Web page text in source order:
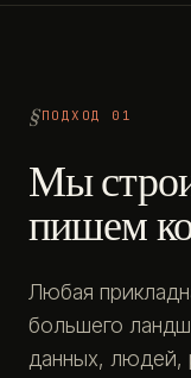
ПОДХОД 01
Мы
пишем
Любая
большего
данных, людей,